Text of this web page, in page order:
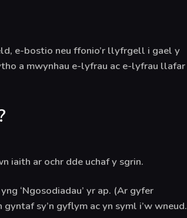
e-bostio neu ffonio’r llyfrgell i gael y
a mwynhau e-lyfrau ac e-lyfrau llafar
iaith ar ochr dde uchaf y sgrin.
‘Ngosodiadau’ yr ap. (Ar gyfer
sy’n gyflym ac yn syml i’w wneud.